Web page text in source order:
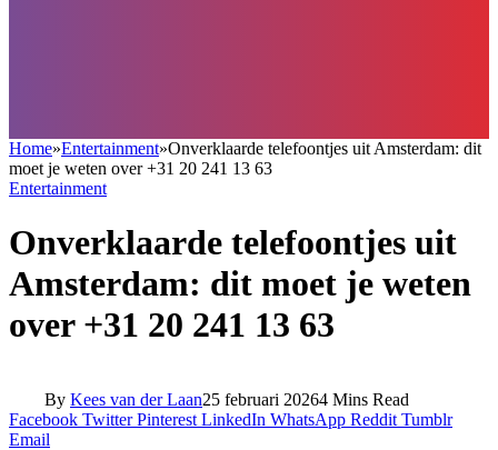
Home»Entertainment»Onverklaarde telefoontjes uit Amsterdam: dit
moet je weten over +31 20 241 13 63
Entertainment
Onverklaarde telefoontjes uit
Amsterdam: dit moet je weten
over +31 20 241 13 63
By Kees van der Laan25 februari 20264 Mins Read
Facebook Twitter Pinterest LinkedIn WhatsApp Reddit Tumblr
Email